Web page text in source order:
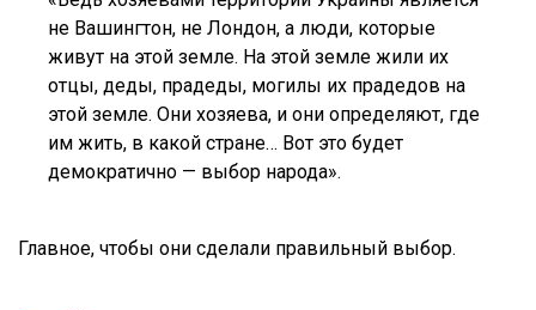
не Вашингтон, не Лондон, а люди, которые
живут на этой земле. На этой земле жили их
отцы, деды, прадеды, могилы их прадедов на
этой земле. Они хозяева, и они определяют, где
им жить, в какой стране… Вот это будет
демократично — выбор народа».
Главное, чтобы они сделали правильный выбор.